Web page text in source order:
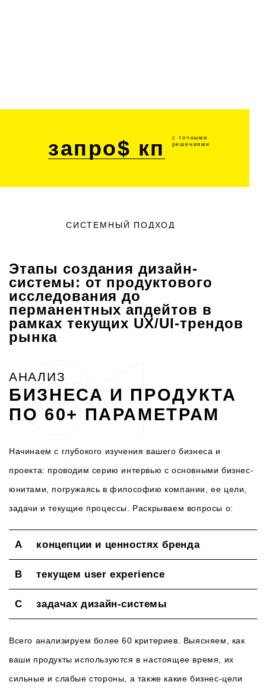
запро$ кп
с точными
решениями
СИСТЕМНЫЙ ПОДХОД
Этапы создания дизайн-
системы: от продуктового
исследования до
перманентных апдейтов в
рамках текущих UX/UI-трендов
рынка
АНАЛИЗ
БИЗНЕСА И ПРОДУКТА
ПО 60+ ПАРАМЕТРАМ
Начинаем с глубокого изучения вашего бизнеса и
проекта: проводим серию интервью с основными бизнес-
юнитами, погружаясь в философию компании, ее цели,
задачи и текущие процессы. Раскрываем вопросы о:
концепции и ценностях бренда
текущем user experience
задачах дизайн-системы
Всего анализируем более 60 критериев. Выясняем, как
ваши продукты используются в настоящее время, их
сильные и слабые стороны, а также какие бизнес-цели